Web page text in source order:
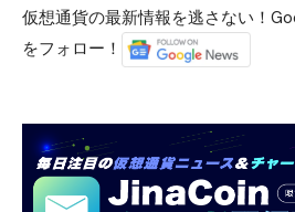
仮想通貨の最新情報を逃さない！
をフォロー！